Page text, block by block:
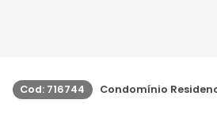
Cod: 716744 Condomínio